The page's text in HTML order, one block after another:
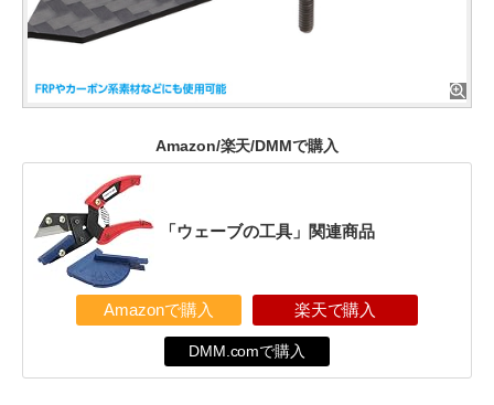
Amazon/楽天/DMMで購入
「ウェーブの工具」関連商品
Amazonで購入 楽天で購入
DMM.comで購入